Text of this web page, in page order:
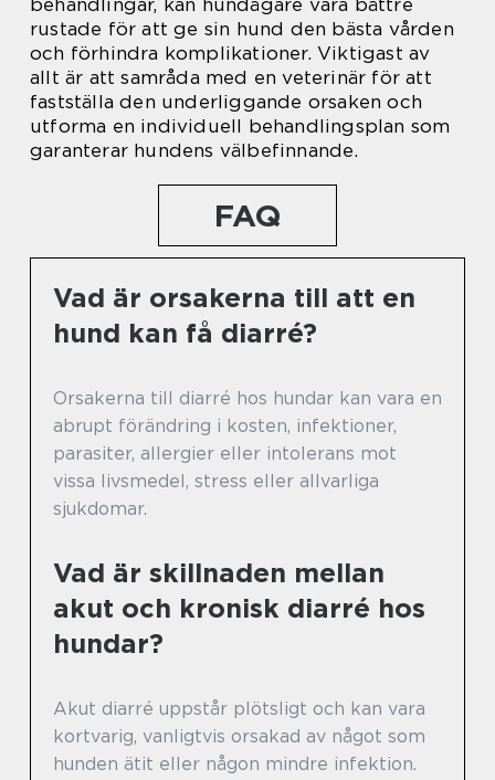
behandlingar, kan hundägare vara bättre
rustade för att ge sin hund den bästa vården
och förhindra komplikationer. Viktigast av
allt är att samråda med en veterinär för att
fastställa den underliggande orsaken och
utforma en individuell behandlingsplan som
garanterar hundens välbefinnande.
FAQ
Vad är orsakerna till att en
hund kan få diarré?
Orsakerna till diarré hos hundar kan vara en
abrupt förändring i kosten, infektioner,
parasiter, allergier eller intolerans mot
vissa livsmedel, stress eller allvarliga
sjukdomar.
Vad är skillnaden mellan
akut och kronisk diarré hos
hundar?
Akut diarré uppstår plötsligt och kan vara
kortvarig, vanligtvis orsakad av något som
hunden ätit eller någon mindre infektion.